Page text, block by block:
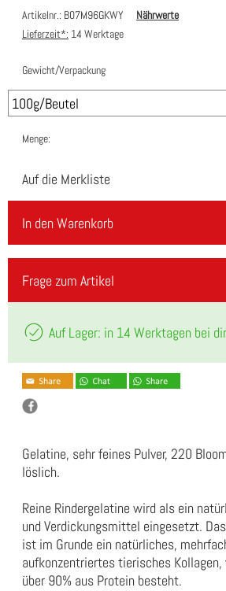
Artikelnr.: B07M96GKWY
Nährwerte
Lieferzeit*: 14 Werktage
Gewicht/Verpackung
Menge:
Auf die Merkliste
In den Warenkorb
Frage zum Artikel
Auf Lager: in 14 Werktagen bei dir
Gelatine, sehr feines Pulver, 220
löslich.
Reine Rindergelatine wird als ein
und Verdickungsmittel eingesetzt.
ist im Grunde ein natürliches,
aufkonzentriertes tierisches
über 90% aus Protein besteht.